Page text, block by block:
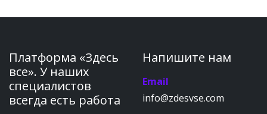
Платформа «Здесь
все». У наших
специалистов
всегда есть работа
Напишите нам
Email
info@zdesvse.com